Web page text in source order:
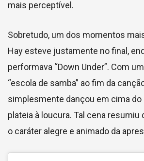
mais perceptível.
Sobretudo, um dos momentos
Hay esteve justamente no final,
performava “Down Under”. Com
“escola de samba” ao fim da
simplesmente dançou em cima do
plateia à loucura. Tal cena
o caráter alegre e animado da